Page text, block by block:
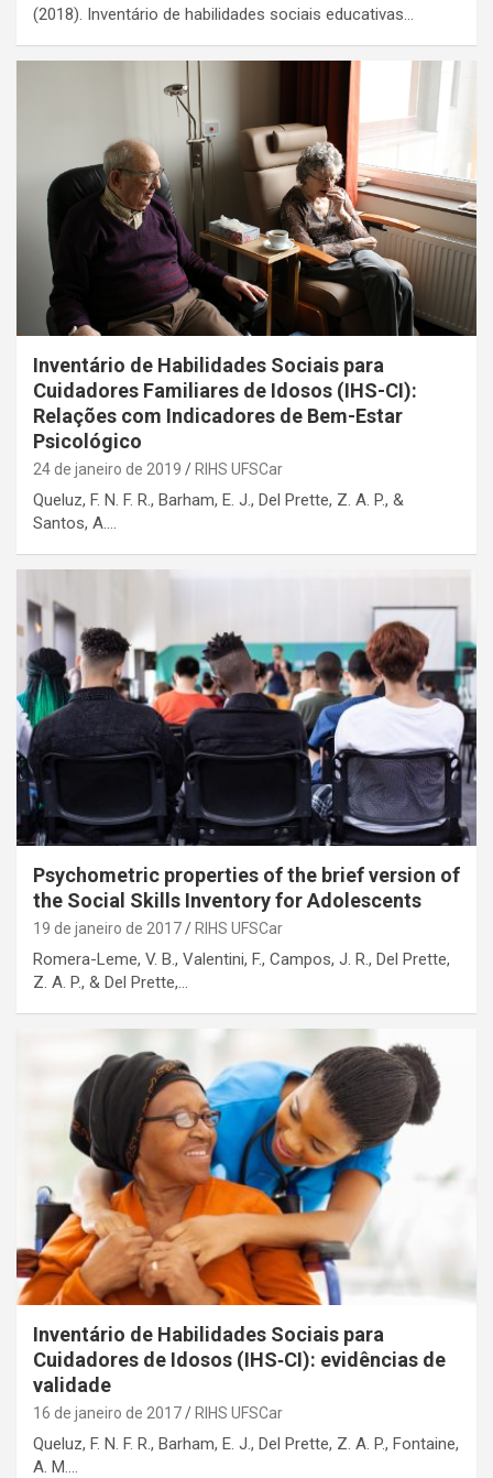
(2018). Inventário de habilidades sociais educativas…
Inventário de Habilidades Sociais para
Cuidadores Familiares de Idosos (IHS-CI):
Relações com Indicadores de Bem-Estar
Psicológico
24 de janeiro de 2019 RIHS UFSCar
Queluz, F. N. F. R., Barham, E. J., Del Prette, Z. A. P., &
Santos, A.…
Psychometric properties of the brief version of
the Social Skills Inventory for Adolescents
19 de janeiro de 2017 RIHS UFSCar
Romera-Leme, V. B., Valentini, F., Campos, J. R., Del Prette,
Z. A. P., & Del Prette,…
Inventário de Habilidades Sociais para
Cuidadores de Idosos (IHS‑CI): evidências de
validade
16 de janeiro de 2017 RIHS UFSCar
Queluz, F. N. F. R., Barham, E. J., Del Prette, Z. A. P., Fontaine,
A. M.…